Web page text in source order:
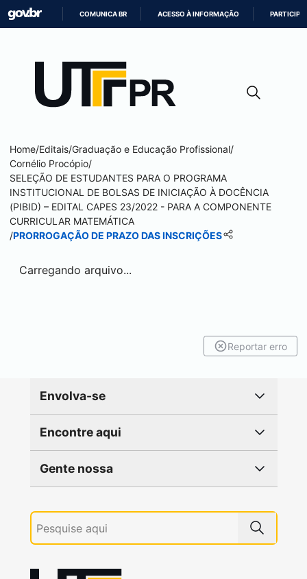
CONTEÚDO
COMUNICA BR ACESSO À INFORMAÇÃO PARTICIPE
Home/Editais/Graduação e Educação Profissional/
Cornélio Procópio/
SELEÇÃO DE ESTUDANTES PARA O PROGRAMA
INSTITUCIONAL DE BOLSAS DE INICIAÇÃO À DOCÊNCIA
(PIBID) – EDITAL CAPES 23/2022 - PARA A COMPONENTE
CURRICULAR MATEMÁTICA
/PRORROGAÇÃO DE PRAZO DAS INSCRIÇÕES
Carregando arquivo...
Reportar erro
Envolva-se
Encontre aqui
Gente nossa